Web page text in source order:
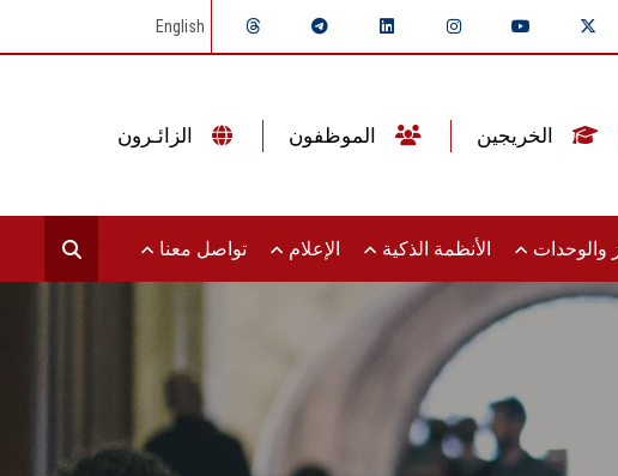
English
والوحدات الأنظمة الذكية الإعلام تواصل معنا